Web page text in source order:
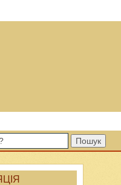
Пошук